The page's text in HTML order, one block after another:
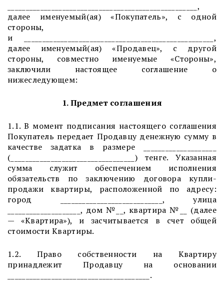
____________________________________________________,
далее именуемый(ая) «Покупатель», с одной
стороны,
и ____________________________________________________,
далее именуемый(ая) «Продавец», с другой
стороны, совместно именуемые «Стороны»,
заключили настоящее соглашение о
нижеследующем:
1. Предмет соглашения
1.1. В момент подписания настоящего соглашения
Покупатель передает Продавцу денежную сумму в
качестве задатка в размере ____________________
(__________________________________) тенге. Указанная
сумма служит обеспечением исполнения
обязательств по заключению договора купли-
продажи квартиры, расположенной по адресу:
город ____________________________, улица
____________________, дом №
, квартира №
(далее
— «Квартира»), и засчитывается в счет общей
стоимости Квартиры.
1.2. Право собственности на Квартиру
принадлежит Продавцу на основании
_______________________________________.